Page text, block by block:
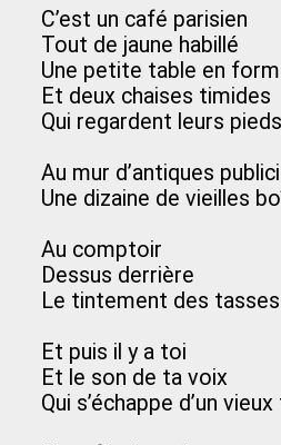
C’est un café parisien
Tout de jaune habillé
Une petite table en
Et deux chaises timides
Qui regardent leurs pieds
Au mur d’antiques
Une dizaine de vieilles
Au comptoir
Dessus derrière
Le tintement des
Et puis il y a toi
Et le son de ta voix
Qui s’échappe d’un